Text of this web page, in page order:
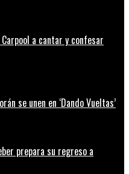
a cantar y confesar
se unen en ‘Dando Vueltas’
prepara su regreso a